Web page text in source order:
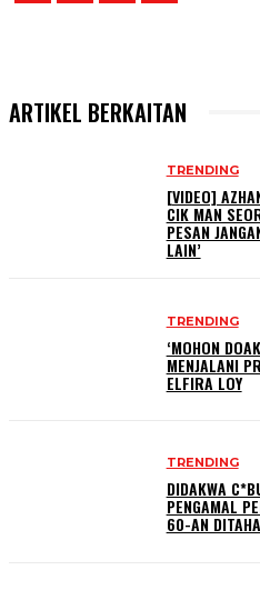
ARTIKEL BERKAITAN
TRENDING
[VIDEO]
CIK MAN
PESAN
LAIN’
TRENDING
‘MOHON
MENJALANI
ELFIRA LOY
TRENDING
DIDAKWA
PENGAMAL
60-AN